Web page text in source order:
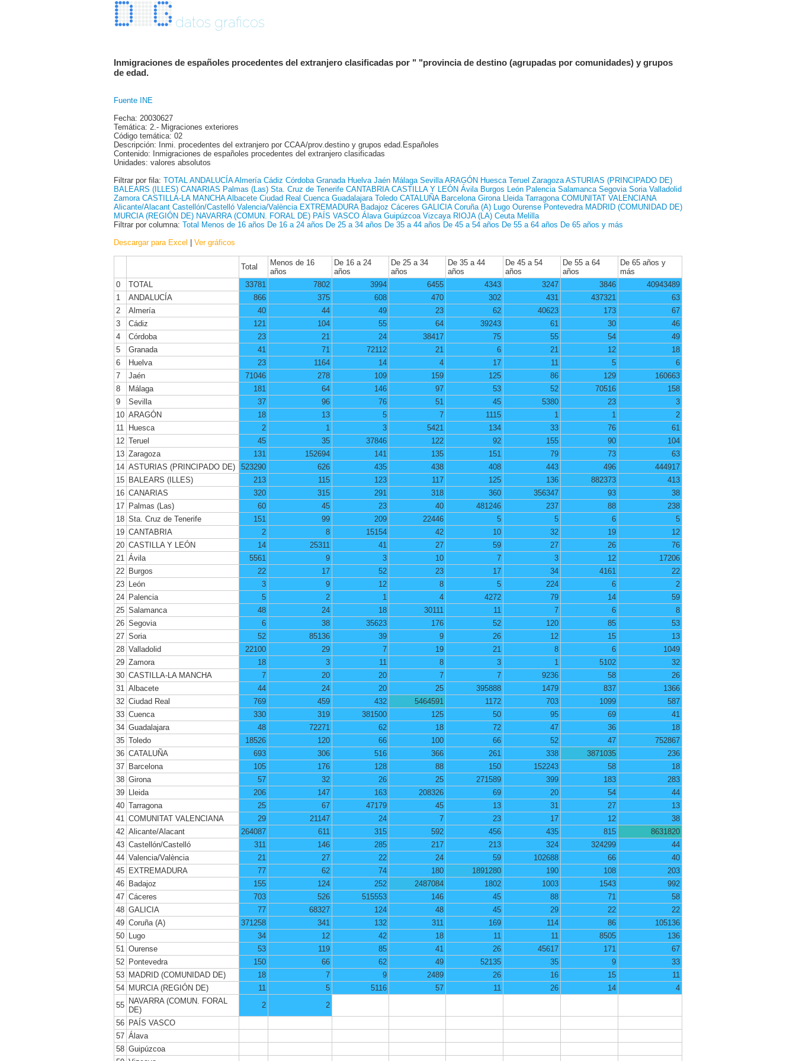
datos graficos
Inmigraciones de españoles procedentes del extranjero clasificadas por " "provincia de destino (agrupadas por comunidades) y grupos
de edad.
Fuente INE
Fecha: 20030627
Temática: 2.- Migraciones exteriores
Código temática: 02
Descripción: Inmi. procedentes del extranjero por CCAA/prov.destino y grupos edad.Españoles
Contenido: Inmigraciones de españoles procedentes del extranjero clasificadas
Unidades: valores absolutos
Filtrar por fila: TOTAL ANDALUCÍA Almería Cádiz Córdoba Granada Huelva Jaén Málaga Sevilla ARAGÓN Huesca Teruel Zaragoza ASTURIAS (PRINCIPADO DE)
BALEARS (ILLES) CANARIAS Palmas (Las) Sta. Cruz de Tenerife CANTABRIA CASTILLA Y LEÓN Ávila Burgos León Palencia Salamanca Segovia Soria Valladolid
Zamora CASTILLA-LA MANCHA Albacete Ciudad Real Cuenca Guadalajara Toledo CATALUÑA Barcelona Girona Lleida Tarragona COMUNITAT VALENCIANA
Alicante/Alacant Castellón/Castelló Valencia/València EXTREMADURA Badajoz Cáceres GALICIA Coruña (A) Lugo Ourense Pontevedra MADRID (COMUNIDAD DE)
MURCIA (REGIÓN DE) NAVARRA (COMUN. FORAL DE) PAÍS VASCO Álava Guipúzcoa Vizcaya RIOJA (LA) Ceuta Melilla
Filtrar por columna: Total Menos de 16 años De 16 a 24 años De 25 a 34 años De 35 a 44 años De 45 a 54 años De 55 a 64 años De 65 años y más
Descargar para Excel | Ver gráficos
Total
Menos de 16
años
De 16 a 24
años
De 25 a 34
años
De 35 a 44
años
De 45 a 54
años
De 55 a 64
años
De 65 años y
más
0
TOTAL 33781 7802 3994 6455 4343 3247 3846
40943489
1
ANDALUCÍA 866 375 608 470 302 431 437321
63
2
Almería 40 44 49 23 62 40623 173
67
3
Cádiz 121 104 55 64 39243 61 30
46
4
Córdoba 23 21 24 38417 75 55 54
49
5
Granada 41 71 72112 21 6 21 12
18
6
Huelva 23 1164 14 4 17 11 5
6
7
Jaén 71046 278 109 159 125 86 129
160663
8
Málaga 181 64 146 97 53 52 70516
158
9
Sevilla 37 96 76 51 45 5380 23
3
10 ARAGÓN 18 13 5 7 1115 1 1
2
11
Huesca 2 1 3 5421 134 33 76
61
12 Teruel 45 35 37846 122 92 155 90
104
13 Zaragoza 131 152694 141 135 151 79 73
63
14 ASTURIAS (PRINCIPADO DE) 523290 626 435 438 408 443 496
444917
15 BALEARS (ILLES) 213 115 123 117 125 136 882373
413
16 CANARIAS 320 315 291 318 360 356347 93
38
17 Palmas (Las) 60 45 23 40 481246 237 88
238
18 Sta. Cruz de Tenerife 151 99 209 22446 5 5 6
5
19 CANTABRIA 2 8 15154 42 10 32 19
12
20 CASTILLA Y LEÓN 14 25311 41 27 59 27 26
76
21 Ávila 5561 9 3 10 7 3 12
17206
22 Burgos 22 17 52 23 17 34 4161
22
23 León 3 9 12 8 5 224 6
2
24 Palencia 5 2 1 4 4272 79 14
59
25 Salamanca 48 24 18 30111 11 7 6
8
26 Segovia 6 38 35623 176 52 120 85
53
27 Soria 52 85136 39 9 26 12 15
13
28 Valladolid 22100 29 7 19 21 8 6
1049
29 Zamora 18 3 11 8 3 1 5102
32
30 CASTILLA-LA MANCHA 7 20 20 7 7 9236 58
26
31 Albacete 44 24 20 25 395888 1479 837
1366
32 Ciudad Real 769 459 432 5464591 1172 703 1099
587
33 Cuenca 330 319 381500 125 50 95 69
41
34 Guadalajara 48 72271 62 18 72 47 36
18
35 Toledo 18526 120 66 100 66 52 47
752867
36 CATALUÑA 693 306 516 366 261 338 3871035
236
37 Barcelona 105 176 128 88 150 152243 58
18
38 Girona 57 32 26 25 271589 399 183
283
39 Lleida 206 147 163 208326 69 20 54
44
40 Tarragona 25 67 47179 45 13 31 27
13
41 COMUNITAT VALENCIANA 29 21147 24 7 23 17 12
38
42 Alicante/Alacant 264087 611 315 592 456 435 815
8631820
43 Castellón/Castelló 311 146 285 217 213 324 324299
44
44 Valencia/València 21 27 22 24 59 102688 66
40
45 EXTREMADURA 77 62 74 180 1891280 190 108
203
46 Badajoz 155 124 252 2487084 1802 1003 1543
992
47 Cáceres 703 526 515553 146 45 88 71
58
48 GALICIA 77 68327 124 48 45 29 22
22
49 Coruña (A) 371258 341 132 311 169 114 86
105136
50 Lugo 34 12 42 18 11 11 8505
136
51 Ourense 53 119 85 41 26 45617 171
67
52 Pontevedra 150 66 62 49 52135 35 9
33
53 MADRID (COMUNIDAD DE) 18 7 9 2489 26 16 15
11
54 MURCIA (REGIÓN DE) 11 5 5116 57 11 26 14
4
55 NAVARRA (COMUN. FORAL
DE)
2
2
56 PAÍS VASCO
57 Álava
58 Guipúzcoa